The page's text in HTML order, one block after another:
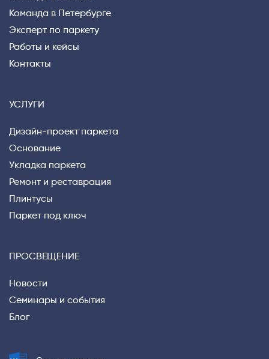
Команда в Петербурге
Эксперт по паркету
Работы и кейсы
Контакты
УСЛУГИ
Дизайн-проект паркета
Основание
Укладка паркета
Ремонт и реставрация
Плинтусы
Паркет под ключ
ПРОСВЕЩЕНИЕ
Новости
Семинары и события
Блог